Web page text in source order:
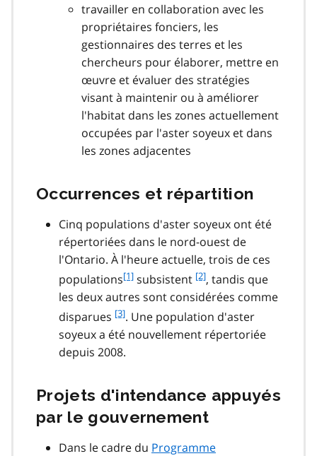
travailler en collaboration avec les
propriétaires fonciers, les
gestionnaires des terres et les
chercheurs pour élaborer, mettre en
œuvre et évaluer des stratégies
visant à maintenir ou à améliorer
l'habitat dans les zones actuellement
occupées par l'aster soyeux et dans
les zones adjacentes
Occurrences et répartition
Cinq populations d'aster soyeux ont été
répertoriées dans le nord-ouest de
l'Ontario. À l'heure actuelle, trois de ces
populationsf
o
t
n
1
[1] subsistent f
o
o
t
n
2
[2], tandis que
les deux autres sont considérées comme
disparues f
o
o
t
o
t
e
[3]. Une population d'aster
soyeux a été nouvellement répertoriée
depuis 2008.
Projets d'intendance appuyés
par le gouvernement
Dans le cadre du Programme